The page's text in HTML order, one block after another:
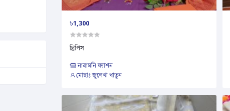
৳1,300
থ্রিপিস
নাবামনি ফ্যাশন
মোছাঃ জুলেখা খাতুন